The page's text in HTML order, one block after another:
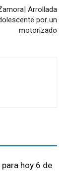
Arrollada
por un
motorizado
hoy 6 de